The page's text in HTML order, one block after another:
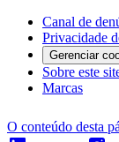
Canal de
Privacidade
Gerenciar
Sobre este
Marcas
O conteúdo desta